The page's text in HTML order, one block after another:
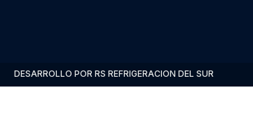
DESARROLLO POR RS REFRIGERACION DEL SUR